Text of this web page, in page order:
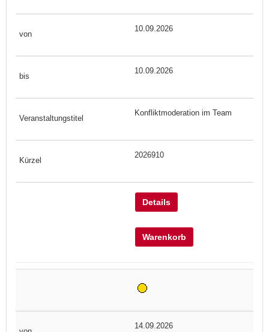
10.09.2026
10.09.2026
Konfliktmoderation im Team
2026910
Details
Warenkorb
14.09.2026